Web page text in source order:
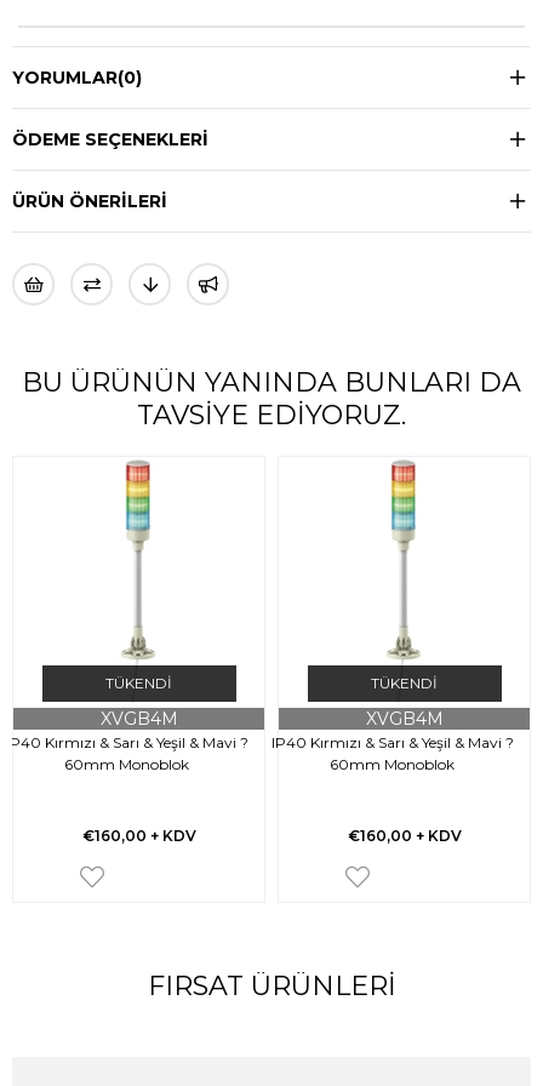
YORUMLAR(0)
ÖDEME SEÇENEKLERI
ÜRÜN ÖNERILERI
BU ÜRÜNÜN YANINDA BUNLARI DA
TAVSIYE EDIYORUZ.
TÜKENDI
IP40 Kırmızı & Sarı & Yeşil & Mavi ?
60mm Monoblok
XVGB4M
€160,00 + KDV
TÜKENDI
IP40 Kırmızı & Sarı & Yeşil & Mavi ?
60mm Monoblok
XVGB4M
€160,00 + KDV
FIRSAT ÜRÜNLERI